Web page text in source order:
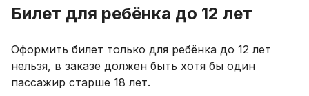
Билет для ребёнка до 12 лет
Оформить билет только для ребёнка до 12 лет
нельзя, в заказе должен быть хотя бы один
пассажир старше 18 лет.